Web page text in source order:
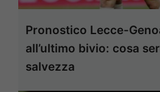
Pronostico Lecce-
all’ultimo bivio: cosa
salvezza